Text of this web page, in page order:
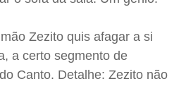
Zezito quis afagar a si
a certo segmento de
Canto. Detalhe: Zezito não